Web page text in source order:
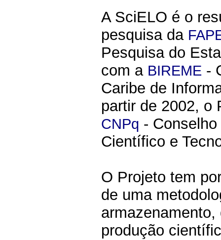
A SciELO é o
pesquisa da
Pesquisa do
com a BIREME -
Caribe de
partir de 2002, o
CNPq -
Científico e
O Projeto tem
de uma
produção